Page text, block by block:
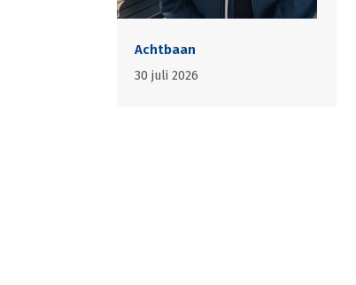
Achtbaan
30 juli 2026